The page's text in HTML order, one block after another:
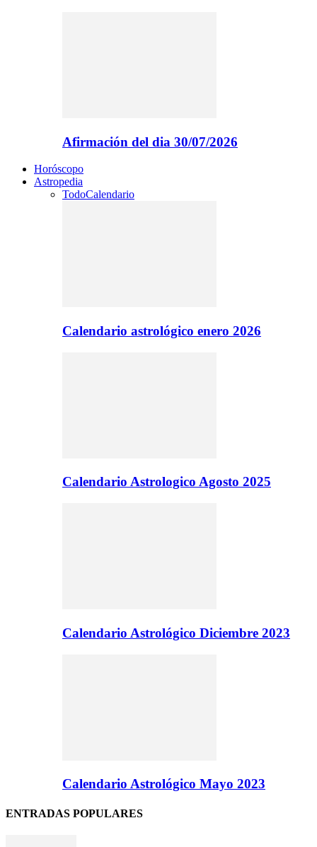
Afirmación del dia 30/07/2026
Horóscopo
Astropedia
TodoCalendario
Calendario astrológico enero 2026
Calendario Astrologico Agosto 2025
Calendario Astrológico Diciembre 2023
Calendario Astrológico Mayo 2023
ENTRADAS POPULARES